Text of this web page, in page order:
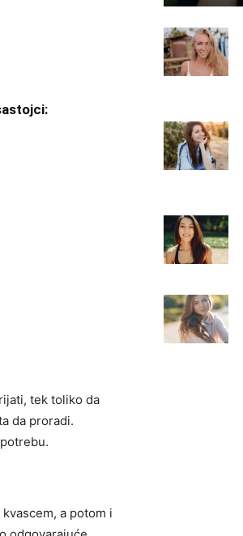
tek toliko da
da proradi.
a potom i